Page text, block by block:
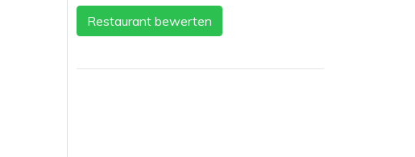
Restaurant bewerten